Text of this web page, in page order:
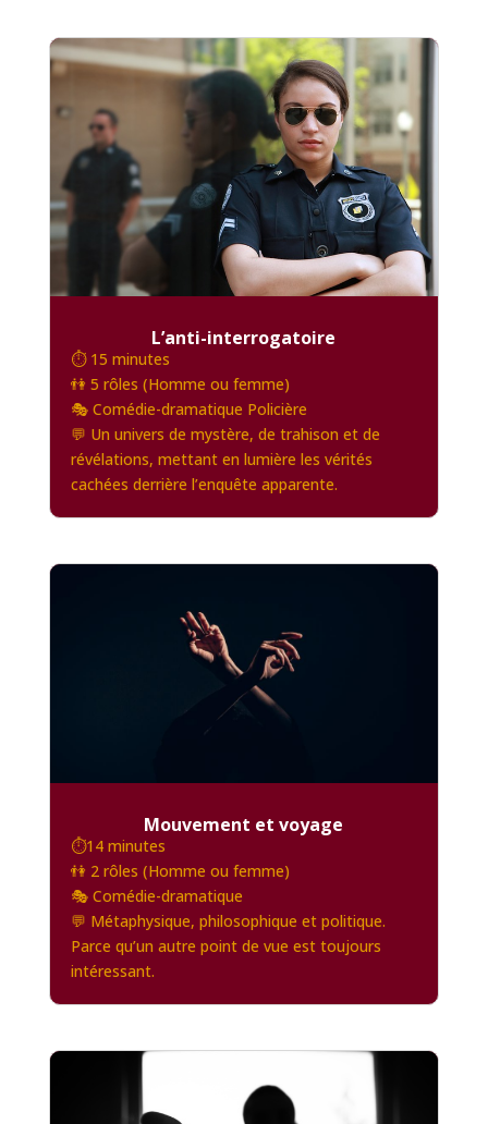
L’anti-interrogatoire
⏱️ 15 minutes
👫 5 rôles (Homme ou femme)
🎭 Comédie-dramatique Policière
💬 Un univers de mystère, de trahison et de
révélations, mettant en lumière les vérités
cachées derrière l’enquête apparente.
Mouvement et voyage
⏱️14 minutes
👫 2 rôles (Homme ou femme)
🎭 Comédie-dramatique
💬 Métaphysique, philosophique et politique.
Parce qu’un autre point de vue est toujours
intéressant.